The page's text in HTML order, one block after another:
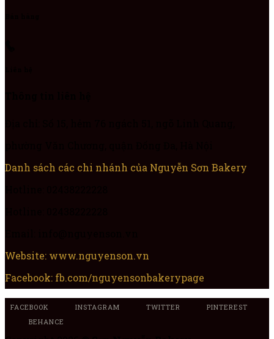
Danh sách các chi nhánh của Nguyễn Sơn Bakery
Website: www.nguyenson.vn
Facebook: fb.com/nguyensonbakerypage
FACEBOOK INSTAGRAM TWITTER
PINTEREST
BEHANCE